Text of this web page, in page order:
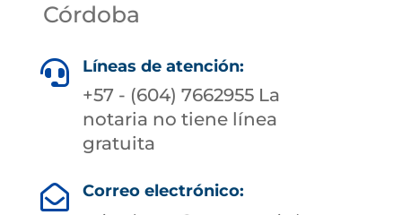
Córdoba
 Líneas de atención:
+57 - (604) 7662955 La
notaria no tiene línea
gratuita
 Correo electrónico: